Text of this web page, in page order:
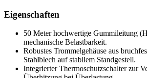
Eigenschaften
50 Meter hochwertige Gummileitung
mechanische Belastbarkeit.
Robustes Trommelgehäuse aus
Stahlblech auf stabilem Standgestell.
Integrierter Thermoschutzschalter zur